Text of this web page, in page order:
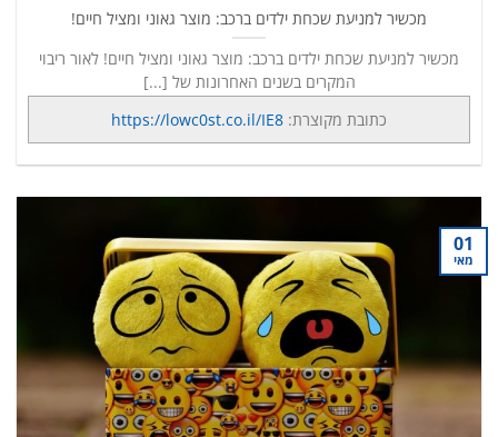
מכשיר למניעת שכחת ילדים ברכב: מוצר גאוני ומציל חיים!
מכשיר למניעת שכחת ילדים ברכב: מוצר גאוני ומציל חיים! לאור ריבוי
המקרים בשנים האחרונות של [...]
כתובת מקוצרת: https://lowc0st.co.il/IE8
01
מאי